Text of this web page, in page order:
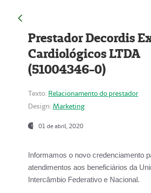
Prestador Decordis
Cardiológicos LTDA
(51004346-0)
Texto: Relacionamento do prestador
Design: Marketing
01 de abril, 2020
Informamos o novo credenciamento
atendimentos aos beneficiários da
Intercâmbio Federativo e Nacional.